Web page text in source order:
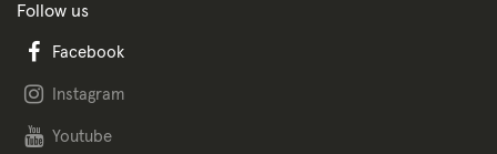
Follow us
Facebook
Instagram
Youtube